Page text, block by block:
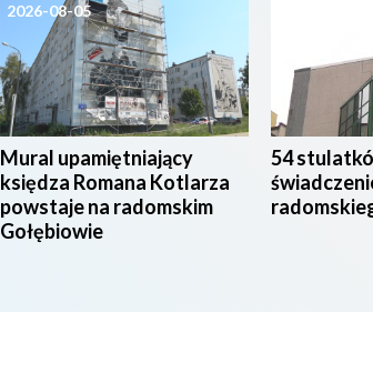
2026-08-05
Mural upamiętniający
księdza Romana Kotlarza
powstaje na radomskim
Gołębiowie
54